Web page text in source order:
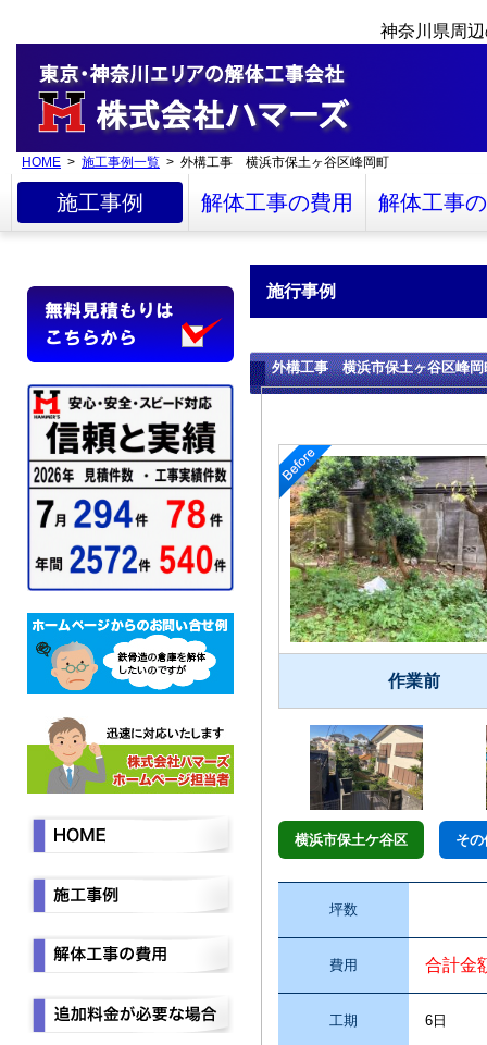
神奈川県周
HOME > 施工事例一覧 > 外構工事 横浜市保土ヶ谷区峰岡町
施工事例 解体工事の費用 解体工事
施行事例
外構工事 横浜市保土ヶ谷区峰岡
作業前
横浜市保土ケ谷区 その
坪数
費用 合計金
工期 6日